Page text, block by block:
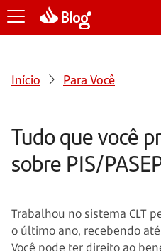
Início Para Você
Tudo que você
sobre PIS/
Trabalhou no sistema CLT
o último ano, recebendo
Você pode ter direito ao